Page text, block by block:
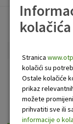
Lista
Bankomat
Prikaži
kolačića
Stranica
kolačići su
Ostale kolačiće
prikaz
možete
prihvatiti sve ili
informacije o